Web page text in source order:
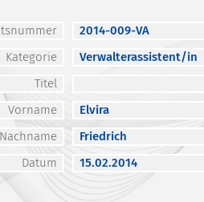
2014-009-VA
Kategorie
Verwalterassistent/in
Titel
Vorname
Elvira
Nachname
Friedrich
Datum
15.02.2014